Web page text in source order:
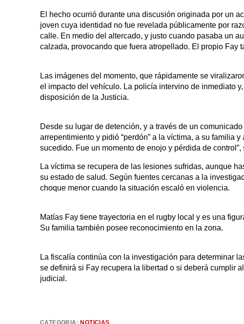
El hecho ocurrió durante una discusión originada por un
joven cuya identidad no fue revelada públicamente por
calle. En medio del altercado, y justo cuando pasaba un
calzada, provocando que fuera atropellado. El propio Fay
Las imágenes del momento, que rápidamente se
el impacto del vehículo. La policía intervino de inmediato
disposición de la Justicia.
Desde su lugar de detención, y a través de un
arrepentimiento y pidió “perdón” a la víctima, a su familia
sucedido. Fue un momento de enojo y pérdida de
La víctima se recupera de las lesiones sufridas, aunque
su estado de salud. Según fuentes cercanas a la
choque menor cuando la situación escaló en violencia.
Matías Fay tiene trayectoria en el rugby local y es una
Su familia también posee reconocimiento en la zona.
La fiscalía continúa con la investigación para determinar
se definirá si Fay recupera la libertad o si deberá cumplir
judicial.
CATEGORIA:NOTICIAS